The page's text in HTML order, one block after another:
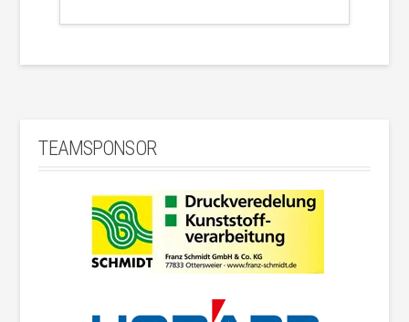
TEAMSPONSOR